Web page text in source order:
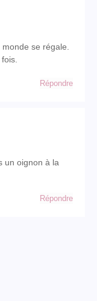
se régale.
Répondre
un oignon à la
Répondre